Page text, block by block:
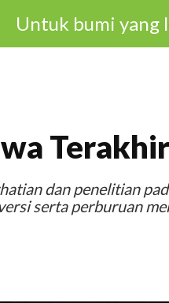
Untuk bumi yang
Terakhir
dan penelitian
serta perburuan